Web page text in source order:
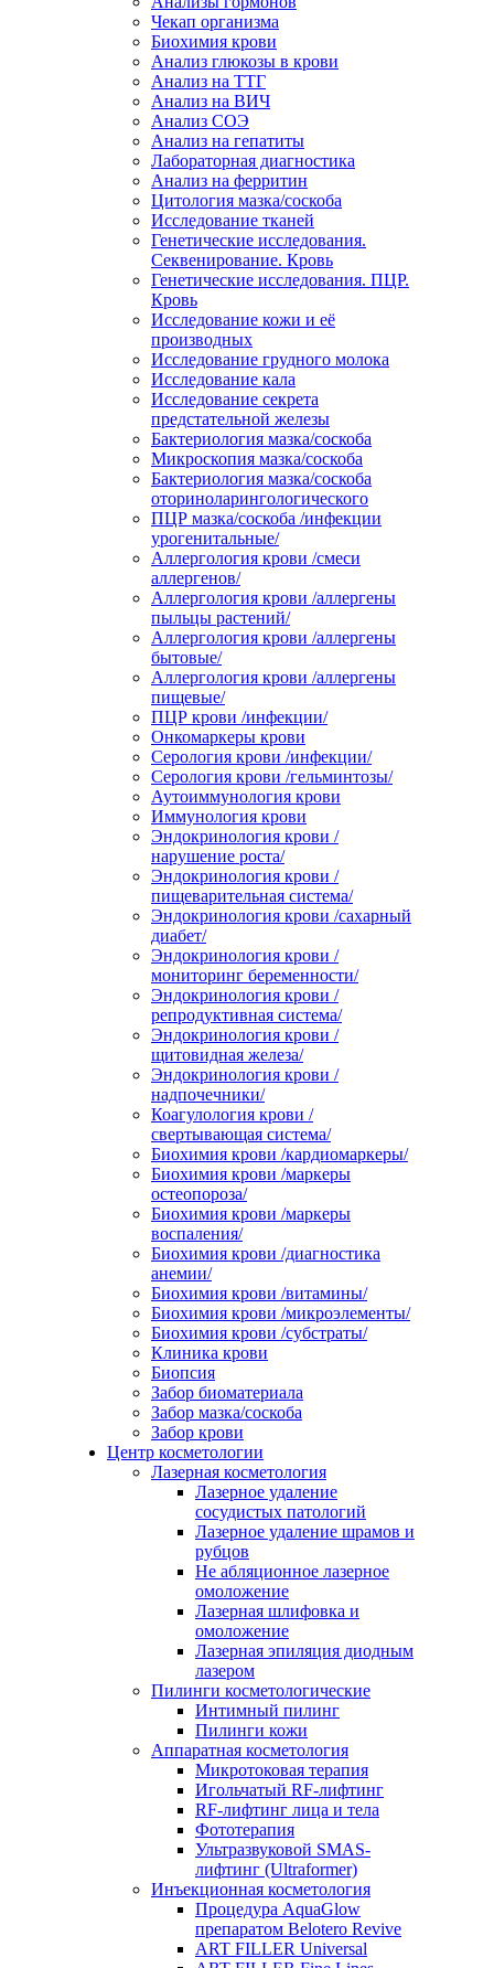
Чекап организма
Биохимия крови
Анализ глюкозы в крови
Анализ на ТТГ
Анализ на ВИЧ
Анализ СОЭ
Анализ на гепатиты
Лабораторная диагностика
Анализ на ферритин
Цитология мазка/соскоба
Исследование тканей
Генетические исследования.
Секвенирование. Кровь
Генетические исследования. ПЦР.
Кровь
Исследование кожи и её
производных
Исследование грудного молока
Исследование кала
Исследование секрета
предстательной железы
Бактериология мазка/соскоба
Микроскопия мазка/соскоба
Бактериология мазка/соскоба
оториноларингологического
ПЦР мазка/соскоба /инфекции
урогенитальные/
Аллергология крови /смеси
аллергенов/
Аллергология крови /аллергены
пыльцы растений/
Аллергология крови /аллергены
бытовые/
Аллергология крови /аллергены
пищевые/
ПЦР крови /инфекции/
Онкомаркеры крови
Серология крови /инфекции/
Серология крови /гельминтозы/
Аутоиммунология крови
Иммунология крови
Эндокринология крови /
нарушение роста/
Эндокринология крови /
пищеварительная система/
Эндокринология крови /сахарный
диабет/
Эндокринология крови /
мониторинг беременности/
Эндокринология крови /
репродуктивная система/
Эндокринология крови /
щитовидная железа/
Эндокринология крови /
надпочечники/
Коагулология крови /
свертывающая система/
Биохимия крови /кардиомаркеры/
Биохимия крови /маркеры
остеопороза/
Биохимия крови /маркеры
воспаления/
Биохимия крови /диагностика
анемии/
Биохимия крови /витамины/
Биохимия крови /микроэлементы/
Биохимия крови /субстраты/
Клиника крови
Биопсия
Забор биоматериала
Забор мазка/соскоба
Забор крови
Центр косметологии
Лазерная косметология
Лазерное удаление
сосудистых патологий
Лазерное удаление шрамов и
рубцов
Не абляционное лазерное
омоложение
Лазерная шлифовка и
омоложение
Лазерная эпиляция диодным
лазером
Пилинги косметологические
Интимный пилинг
Пилинги кожи
Аппаратная косметология
Микротоковая терапия
Игольчатый RF-лифтинг
RF-лифтинг лица и тела
Фототерапия
Ультразвуковой SMAS-
лифтинг (Ultraformer)
Инъекционная косметология
Процедура AquaGlow
препаратом Belotero Revive
ART FILLER Universal